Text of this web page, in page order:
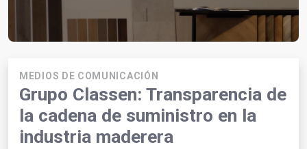
MEDIOS DE COMUNICACIÓN
Grupo Classen: Transparencia de
la cadena de suministro en la
industria maderera